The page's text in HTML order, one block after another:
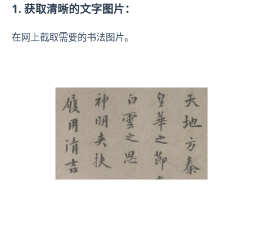
1. 获取清晰的文字图片：
在网上截取需要的书法图片。